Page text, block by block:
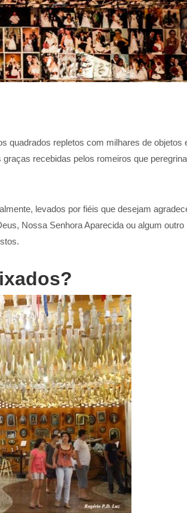
quadrados repletos com milhares de objetos
recebidas pelos romeiros que
levados por fiéis que desejam
Nossa Senhora Aparecida ou algum outro